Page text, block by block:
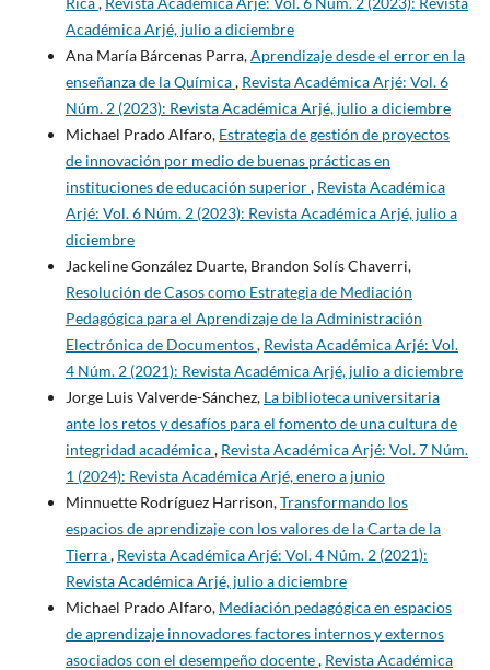
Académica Arjé, julio a diciembre
Ana María Bárcenas Parra,Aprendizaje desde el error en la
enseñanza de la Química, Revista Académica Arjé: Vol. 6
Núm. 2 (2023): Revista Académica Arjé, julio a diciembre
Michael Prado Alfaro, Estrategia de gestión de proyectos
de innovación por medio de buenas prácticas en
instituciones de educación superior, Revista Académica
Arjé: Vol. 6 Núm. 2 (2023): Revista Académica Arjé, julio a
diciembre
Jackeline González Duarte, Brandon Solís Chaverri,
Resolución de Casos como Estrategia de Mediación
Pedagógica para el Aprendizaje de la Administración
Electrónica de Documentos, Revista Académica Arjé: Vol.
4 Núm. 2 (2021): Revista Académica Arjé, julio a diciembre
Jorge Luis Valverde-Sánchez, La biblioteca universitaria
ante los retos y desafíos para el fomento de una cultura de
integridad académica, Revista Académica Arjé: Vol. 7 Núm.
1 (2024): Revista Académica Arjé, enero a junio
Minnuette Rodríguez Harrison,Transformando los
espacios de aprendizaje con los valores de la Carta de la
Tierra, Revista Académica Arjé: Vol. 4 Núm. 2 (2021):
Revista Académica Arjé, julio a diciembre
Michael Prado Alfaro, Mediación pedagógica en espacios
de aprendizaje innovadores factores internos y externos
asociados con el desempeño docente, Revista Académica